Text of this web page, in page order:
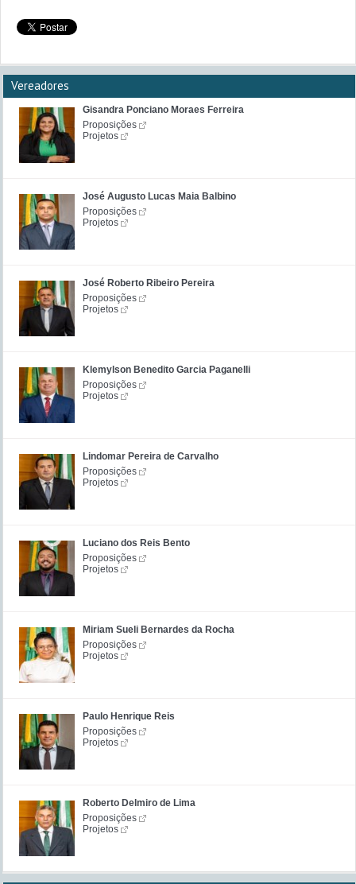
Vereadores
Gisandra Ponciano Moraes Ferreira
Proposições
Projetos
José Augusto Lucas Maia Balbino
Proposições
Projetos
José Roberto Ribeiro Pereira
Proposições
Projetos
Klemylson Benedito Garcia Paganelli
Proposições
Projetos
Lindomar Pereira de Carvalho
Proposições
Projetos
Luciano dos Reis Bento
Proposições
Projetos
Miriam Sueli Bernardes da Rocha
Proposições
Projetos
Paulo Henrique Reis
Proposições
Projetos
Roberto Delmiro de Lima
Proposições
Projetos